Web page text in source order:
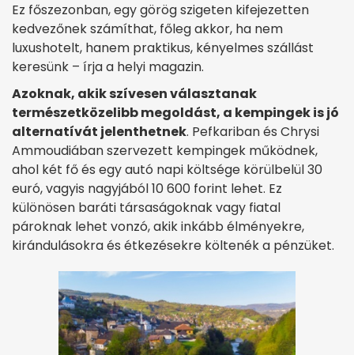
Ez főszezonban, egy görög szigeten kifejezetten
kedvezőnek számíthat, főleg akkor, ha nem
luxushotelt, hanem praktikus, kényelmes szállást
keresünk – írja a helyi magazin.
Azoknak, akik szívesen választanak
természetközelibb megoldást, a kempingek is jó
alternatívát jelenthetnek. Pefkariban és Chrysi
Ammoudiában szervezett kempingek működnek,
ahol két fő és egy autó napi költsége körülbelül 30
euró, vagyis nagyjából 10 600 forint lehet. Ez
különösen baráti társaságoknak vagy fiatal
pároknak lehet vonzó, akik inkább élményekre,
kirándulásokra és étkezésekre költenék a pénzüket.